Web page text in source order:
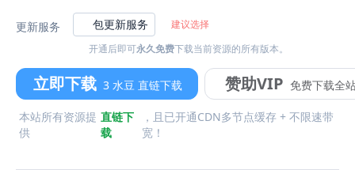
更新服务 包更新服务
建议选择
开通后即可永久免费下载当前资源的所有版本。
立即下载 3 水豆 直链下载 赞助VIP 免费下载全
本站所有资源提
供
直链下
载
，且已开通CDN多节点缓存 + 不限速带
宽！